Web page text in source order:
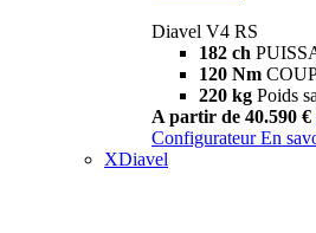
Diavel V4 RS
182 ch
120 Nm
220 kg Poids
A partir de 40.590 €
Configurateur En
XDiavel